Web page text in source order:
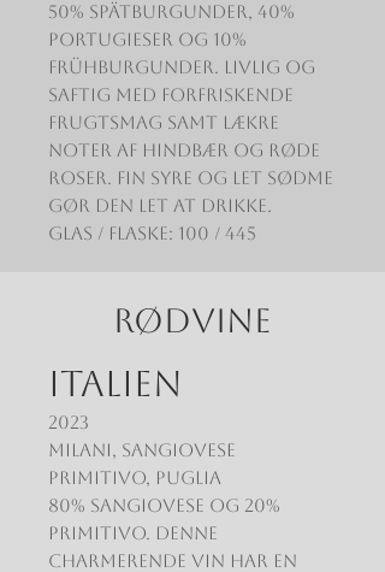
50% Spätburgunder, 40%
Portugieser og 10%
Frühburgunder. Livlig og
saftig med forfriskende
frugtsmag samt lækre
noter af hindbær og røde
roser. Fin syre og let sødme
gør den let at drikke.
Glas / Flaske: 100 / 445
RØDVINE
ITALIEN
2023
Milani, Sangiovese
Primitivo, Puglia
80% Sangiovese og 20%
Primitivo. Denne
charmerende vin har en